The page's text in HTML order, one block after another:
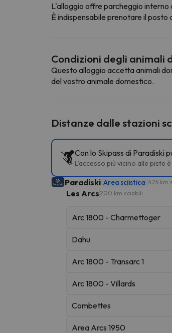
L'alloggio offre parcheggio interno
È indispensabile prenotare il
Condizioni degli animali
Questo alloggio accetta animali
del vostro animale domestico.
Distanze dalle stazioni
Con lo Skipass di Paradiski
L'accesso più vicino alle piste
Paradiski Area sciistica 425 km
Les Arcs 200 km sciabili
Arc 1800 - Charmettoger
Dahu
Arc 1800 - Transarc 1
Arc 1800 - Villards
Combettes
Area Arcs 1950